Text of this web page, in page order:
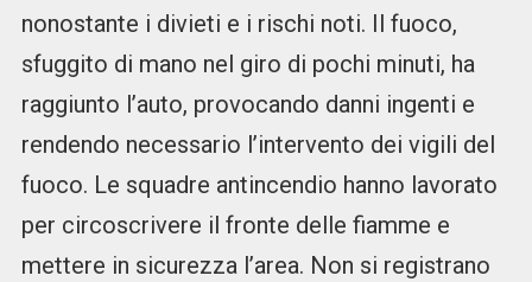
nonostante i divieti e i rischi noti. Il fuoco,
sfuggito di mano nel giro di pochi minuti, ha
raggiunto l’auto, provocando danni ingenti e
rendendo necessario l’intervento dei vigili del
fuoco. Le squadre antincendio hanno lavorato
per circoscrivere il fronte delle fiamme e
mettere in sicurezza l’area. Non si registrano